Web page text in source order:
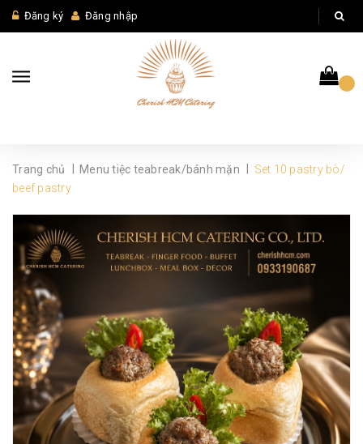
Đăng ký Đăng nhập
Trang chủ Menu tiệc teabreak/bánh mặn
Set 10 pastry bò/
beef pastry